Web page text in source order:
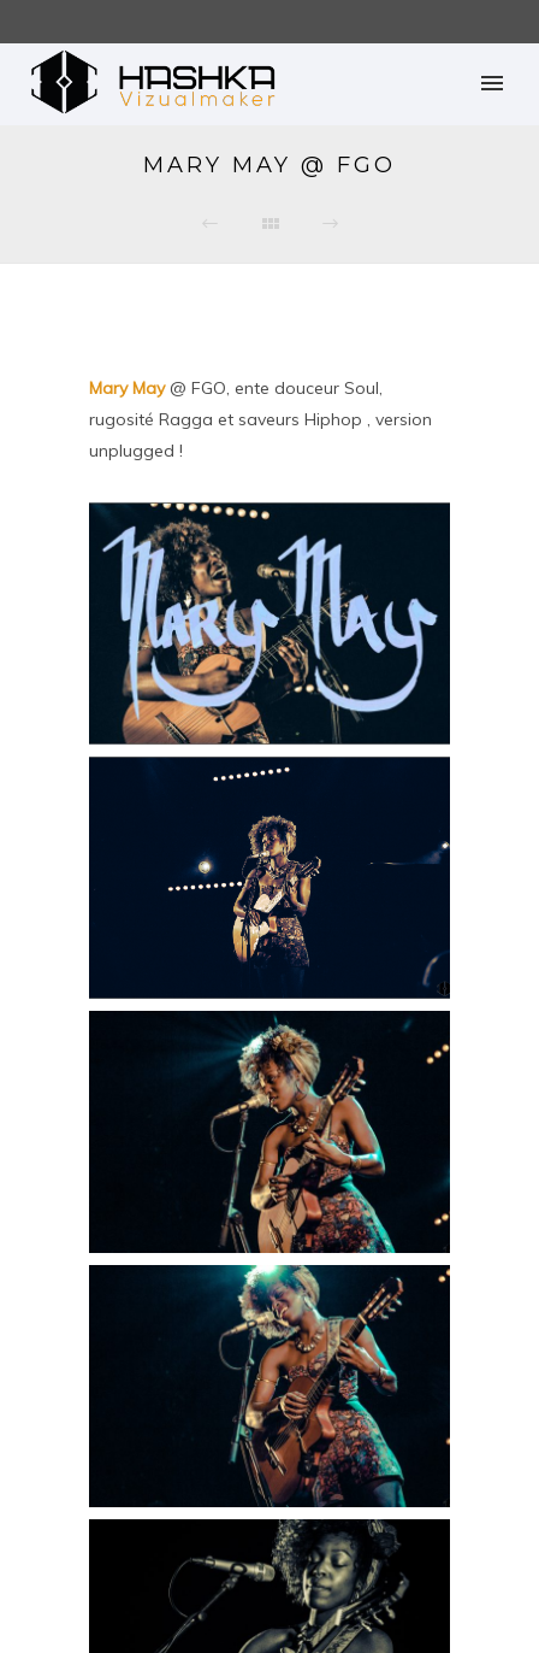
MARY MAY @ FGO
Mary May@ FGO, ente douceur Soul,
rugosité Ragga et saveurs Hiphop , version
unplugged !